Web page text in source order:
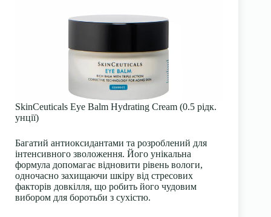
SkinCeuticals Eye Balm Hydrating Cream (0.5 рідк.
унції)
Багатий антиоксидантами та розроблений для
інтенсивного зволоження. Його унікальна
формула допомагає відновити рівень вологи,
одночасно захищаючи шкіру від стресових
факторів довкілля, що робить його чудовим
вибором для боротьби з сухістю.